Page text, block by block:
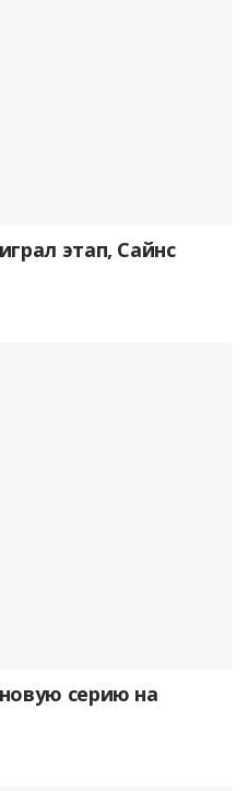
этап, Сайнс
серию на